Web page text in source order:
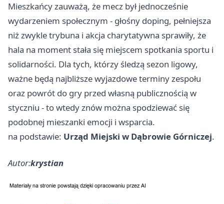
Mieszkańcy zauważą, że mecz był jednocześnie
wydarzeniem społecznym - głośny doping, pełniejsza
niż zwykle trybuna i akcja charytatywna sprawiły, że
hala na moment stała się miejscem spotkania sportu i
solidarności. Dla tych, którzy śledzą sezon ligowy,
ważne będą najbliższe wyjazdowe terminy zespołu
oraz powrót do gry przed własną publicznością w
styczniu - to wtedy znów można spodziewać się
podobnej mieszanki emocji i wsparcia.
na podstawie: Urząd Miejski w Dąbrowie Górniczej.
Autor:krystian